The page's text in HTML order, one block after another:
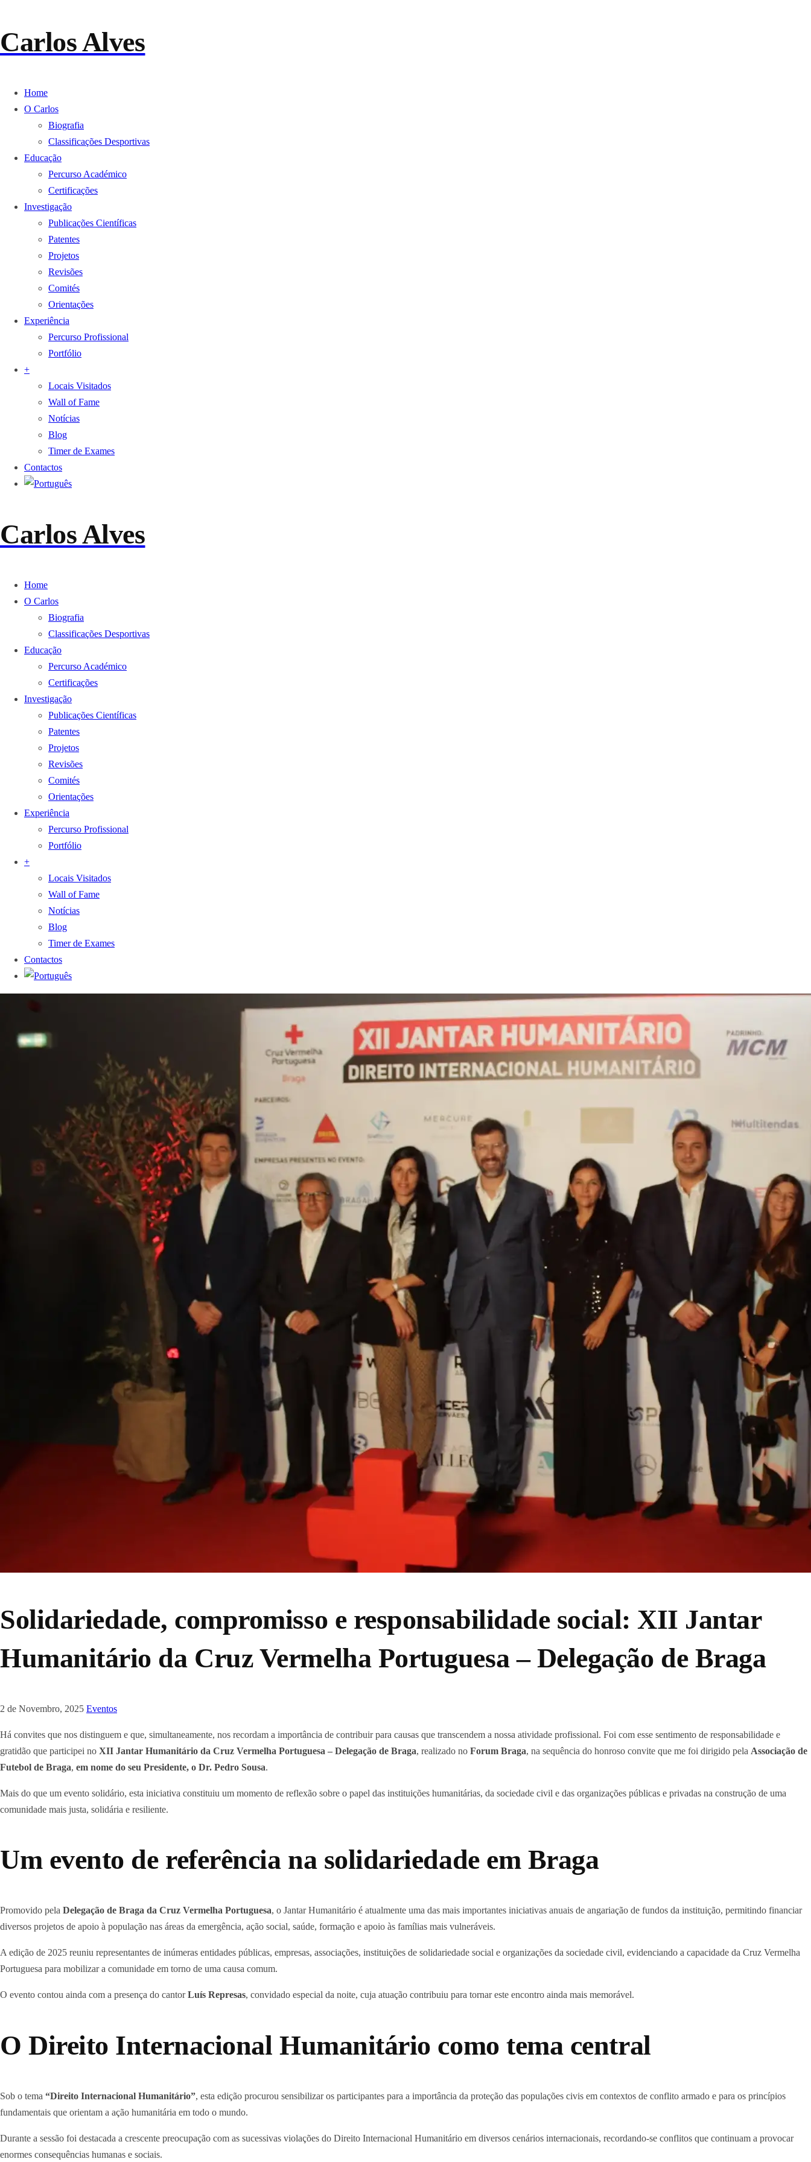
Carlos Alves
Home
O Carlos
Biografia
Classificações Desportivas
Educação
Percurso Académico
Certificações
Investigação
Publicações Científicas
Patentes
Projetos
Revisões
Comités
Orientações
Experiência
Percurso Profissional
Portfólio
+
Locais Visitados
Wall of Fame
Notícias
Blog
Timer de Exames
Contactos
Carlos Alves
Home
O Carlos
Biografia
Classificações Desportivas
Educação
Percurso Académico
Certificações
Investigação
Publicações Científicas
Patentes
Projetos
Revisões
Comités
Orientações
Experiência
Percurso Profissional
Portfólio
+
Locais Visitados
Wall of Fame
Notícias
Blog
Timer de Exames
Contactos
Solidariedade, compromisso e responsabilidade social: XII Jantar
Humanitário da Cruz Vermelha Portuguesa – Delegação de Braga
2 de Novembro, 2025 Eventos
Há convites que nos distinguem e que, simultaneamente, nos recordam a importância de contribuir para causas que transcendem a nossa atividade profissional. Foi com esse sentimento de responsabilidade e
gratidão que participei no XII Jantar Humanitário da Cruz Vermelha Portuguesa – Delegação de Braga, realizado no Forum Braga, na sequência do honroso convite que me foi dirigido pela Associação de
Futebol de Braga, em nome do seu Presidente, o Dr. Pedro Sousa.
Mais do que um evento solidário, esta iniciativa constituiu um momento de reflexão sobre o papel das instituições humanitárias, da sociedade civil e das organizações públicas e privadas na construção de uma
comunidade mais justa, solidária e resiliente.
Um evento de referência na solidariedade em Braga
Promovido pela Delegação de Braga da Cruz Vermelha Portuguesa, o Jantar Humanitário é atualmente uma das mais importantes iniciativas anuais de angariação de fundos da instituição, permitindo financiar
diversos projetos de apoio à população nas áreas da emergência, ação social, saúde, formação e apoio às famílias mais vulneráveis.
A edição de 2025 reuniu representantes de inúmeras entidades públicas, empresas, associações, instituições de solidariedade social e organizações da sociedade civil, evidenciando a capacidade da Cruz Vermelha
Portuguesa para mobilizar a comunidade em torno de uma causa comum.
O evento contou ainda com a presença do cantorLuís Represas, convidado especial da noite, cuja atuação contribuiu para tornar este encontro ainda mais memorável.
O Direito Internacional Humanitário como tema central
Sob o tema “Direito Internacional Humanitário”, esta edição procurou sensibilizar os participantes para a importância da proteção das populações civis em contextos de conflito armado e para os princípios
fundamentais que orientam a ação humanitária em todo o mundo.
Durante a sessão foi destacada a crescente preocupação com as sucessivas violações do Direito Internacional Humanitário em diversos cenários internacionais, recordando-se conflitos que continuam a provocar
enormes consequências humanas e sociais.